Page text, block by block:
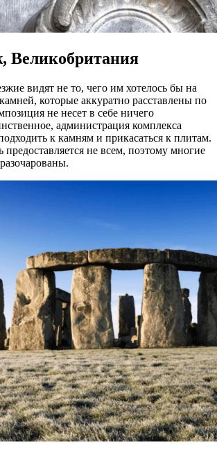
Великобритания
видят не то, чего им хотелось бы на
которые аккуратно расставлены по
не несет в себе ничего
администрация комплекса
к камням и прикасаться к плитам.
предоставляется не всем, поэтому многие